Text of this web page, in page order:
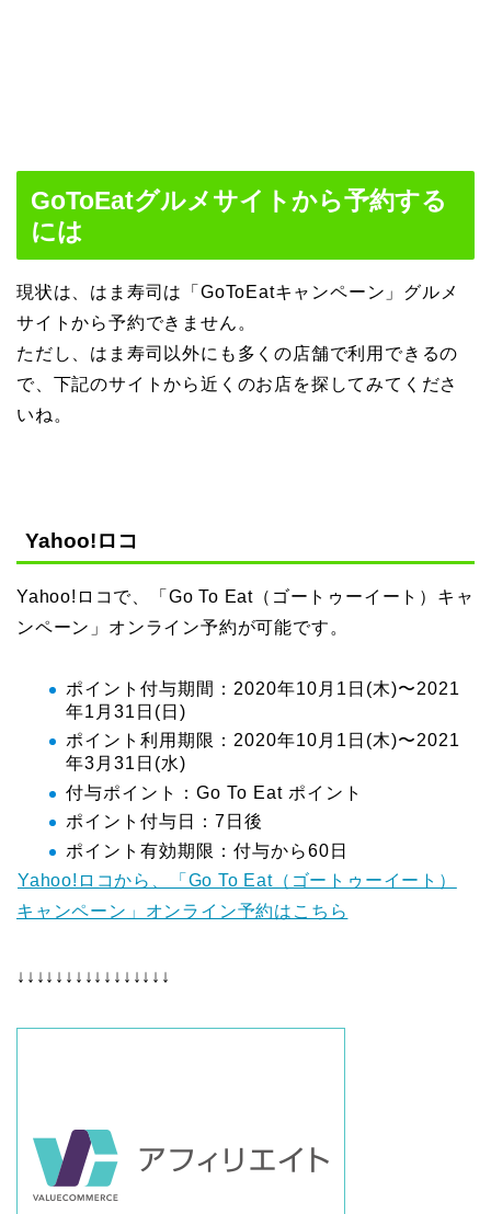
GoToEatグルメサイトから予約する
には
現状は、はま寿司は「GoToEatキャンペーン」グルメ
サイトから予約できません。
ただし、はま寿司以外にも多くの店舗で利用できるの
で、下記のサイトから近くのお店を探してみてくださ
いね。
Yahoo!ロコ
Yahoo!ロコで、「Go To Eat（ゴートゥーイート）キャ
ンペーン」オンライン予約が可能です。
ポイント付与期間：2020年10月1日(木)〜2021
年1月31日(日)
ポイント利用期限：2020年10月1日(木)〜2021
年3月31日(水)
付与ポイント：Go To Eat ポイント
ポイント付与日：7日後
ポイント有効期限：付与から60日
Yahoo!ロコから、「Go To Eat（ゴートゥーイート）
キャンペーン」オンライン予約はこちら
↓↓↓↓↓↓↓↓↓↓↓↓↓↓↓↓